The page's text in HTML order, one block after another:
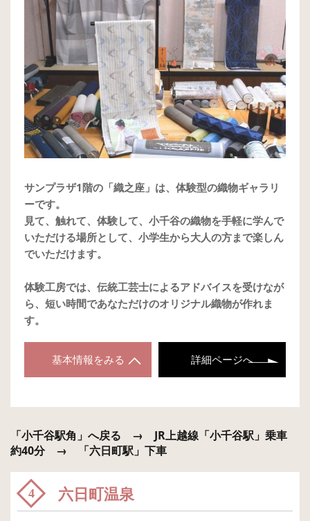
サンプラザ1階の「織之座」は、体験型の織物ギャラリ
ーです。
見て、触れて、体験して、小千谷の織物を手軽に学んで
いただける場所として、小学生から大人の方まで楽しん
でいただけます。
体験工房では、伝統工芸士によるアドバイスを受けなが
ら、短い時間であなただけのオリジナル織物が作れま
す。
基本情報をみる 詳細ページへ
「小千谷駅角」へ戻る → JR上越線「小千谷駅」乗車
約40分 → 「六日町駅」下車
4 六日町温泉